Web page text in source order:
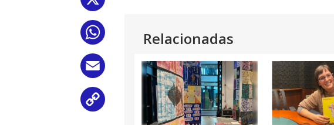
WhatsAppRelacionadas